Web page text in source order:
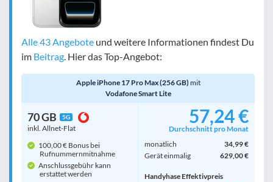
Alle 43 Angebote und weitere Informationen findest Du
im Beitrag. Hier das Top-Angebot:
Apple iPhone 17 Pro Max (256 GB) mit
Vodafone Smart Lite
70 GB 5G
inkl. Allnet-Flat
100,00 € Bonus bei
Rufnummern­mitnahme
Anschlussgebühr kann
erstattet werden
57,24 €
Durchschnitt pro Monat
monatlich
34,99 €
Gerät einmalig
629,00 €
Handyhase Effektivpreis